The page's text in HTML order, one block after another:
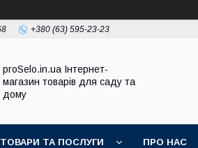
+380 (63) 595-23-23
proSelo.in.ua Інтернет-
магазин товарів для саду та
дому
ТОВАРИ ТА ПОСЛУГИ ПРО НАС